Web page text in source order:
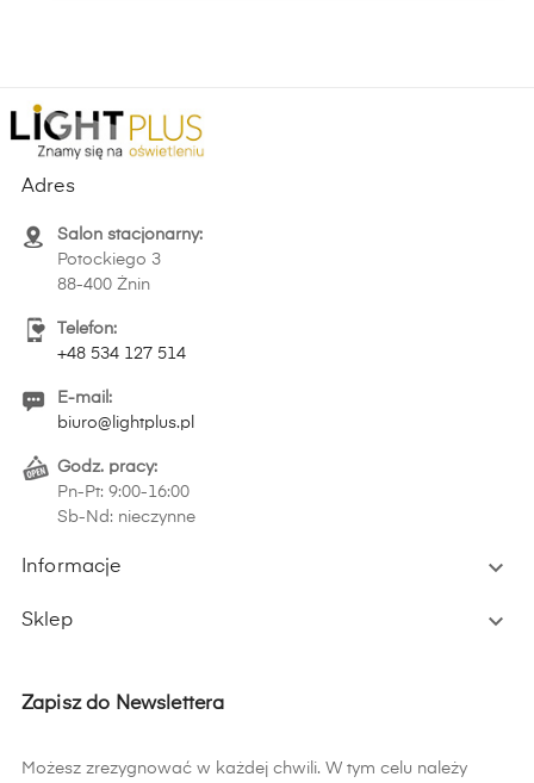
Adres
Salon stacjonarny:
Potockiego 3
88-400 Żnin
Telefon:
+48 534 127 514
E-mail:
biuro@lightplus.pl
Godz. pracy:
Pn-Pt: 9:00-16:00
Sb-Nd: nieczynne
Informacje 
Sklep 
Zapisz do Newslettera
Możesz zrezygnować w każdej chwili. W tym celu należy